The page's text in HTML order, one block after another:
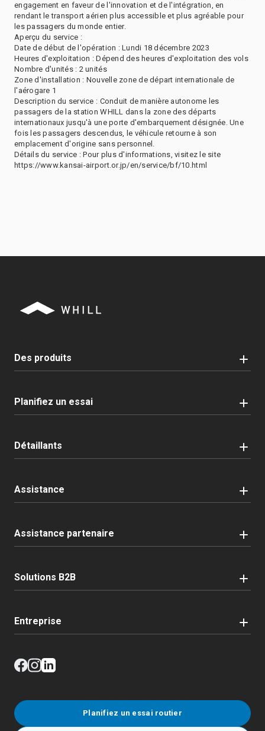
engagement en faveur de l'innovation et de l'intégration, en
rendant le transport aérien plus accessible et plus agréable pour
les passagers du monde entier.
Aperçu du service :
Date de début de l'opération : Lundi 18 décembre 2023
Heures d'exploitation : Dépend des heures d'exploitation des vols
Nombre d'unités : 2 unités
Zone d'installation : Nouvelle zone de départ internationale de
l'aérogare 1
Description du service : Conduit de manière autonome les
passagers de la station WHILL dans la zone des départs
internationaux jusqu'à une porte d'embarquement désignée. Une
fois les passagers descendus, le véhicule retourne à son
emplacement d'origine sans personnel.
Détails du service : Pour plus d'informations, visitez le site
https://www.kansai-airport.or.jp/en/service/bf/10.html
Des produits
Planifiez un essai
Détaillants
Assistance
Assistance partenaire
Solutions B2B
Entreprise
Planifiez un essai routier